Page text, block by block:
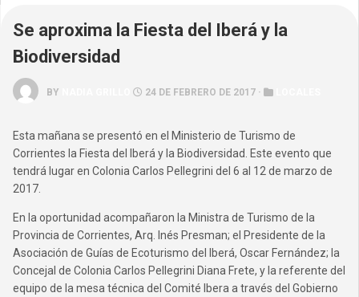
Se aproxima la Fiesta del Iberá y la
Biodiversidad
BY 24 DE FEBRERO DE 2017 ·
Esta mañana se presentó en el Ministerio de Turismo de
Corrientes la Fiesta del Iberá y la Biodiversidad. Este evento que
tendrá lugar en Colonia Carlos Pellegrini del 6 al 12 de marzo de
2017.
En la oportunidad acompañaron la Ministra de Turismo de la
Provincia de Corrientes, Arq. Inés Presman; el Presidente de la
Asociación de Guías de Ecoturismo del Iberá, Oscar Fernández; la
Concejal de Colonia Carlos Pellegrini Diana Frete, y la referente del
equipo de la mesa técnica del Comité Ibera a través del Gobierno